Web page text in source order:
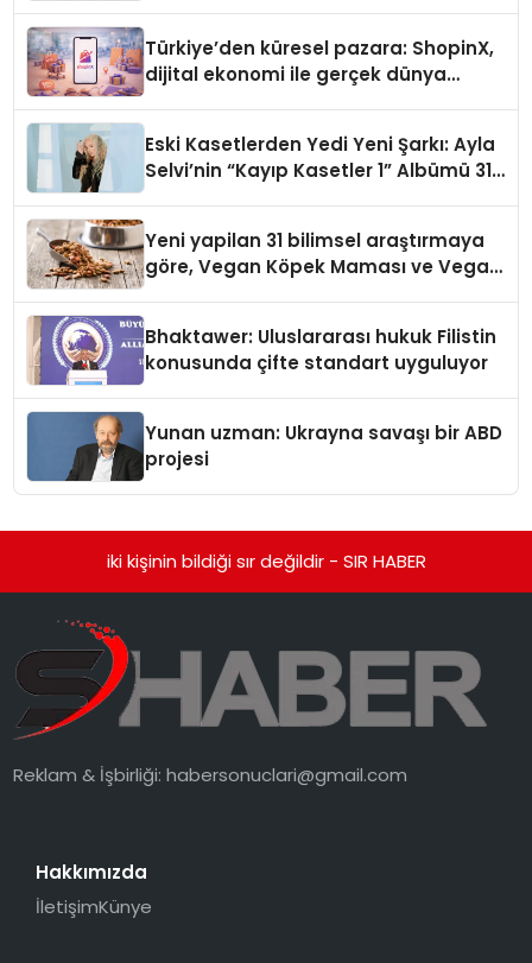
Türkiye’den küresel pazara: ShopinX,
dijital ekonomi ile gerçek dünya
Eski Kasetlerden Yedi Yeni Şarkı: Ayla
Selvi’nin “Kayıp Kasetler 1” Albümü 31
Yeni yapilan 31 bilimsel araştırmaya
göre, Vegan Köpek Maması ve Vegan
Bhaktawer: Uluslararası hukuk Filistin
konusunda çifte standart uyguluyor
Yunan uzman: Ukrayna savaşı bir ABD
projesi
iki kişinin bildiği sır değildir - SIR HABER
Reklam & İşbirliği:habersonuclari@gmail.com
Hakkımızda
İletişimKünye